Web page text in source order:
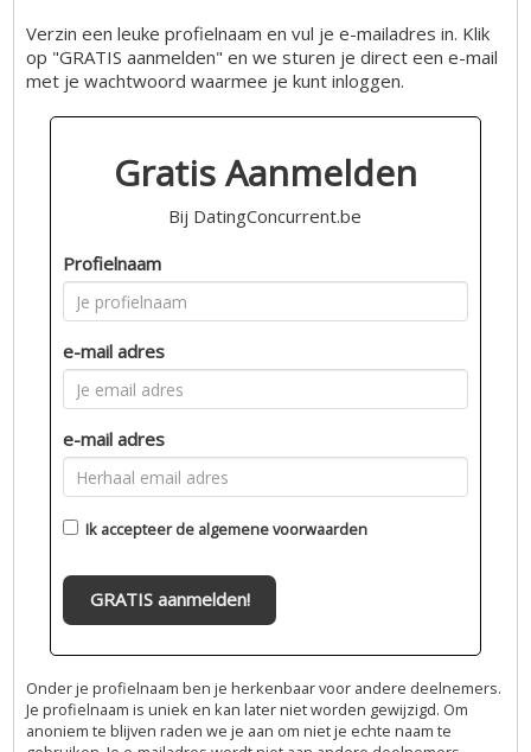
Verzin een leuke profielnaam en vul je e-mailadres in. Klik
op "GRATIS aanmelden" en we sturen je direct een e-mail
met je wachtwoord waarmee je kunt inloggen.
Gratis Aanmelden
Bij DatingConcurrent.be
Profielnaam
e-mail adres
e-mail adres
Ik accepteer de algemene voorwaarden
GRATIS aanmelden!
Onder je profielnaam ben je herkenbaar voor andere deelnemers.
Je profielnaam is uniek en kan later niet worden gewijzigd. Om
anoniem te blijven raden we je aan om niet je echte naam te